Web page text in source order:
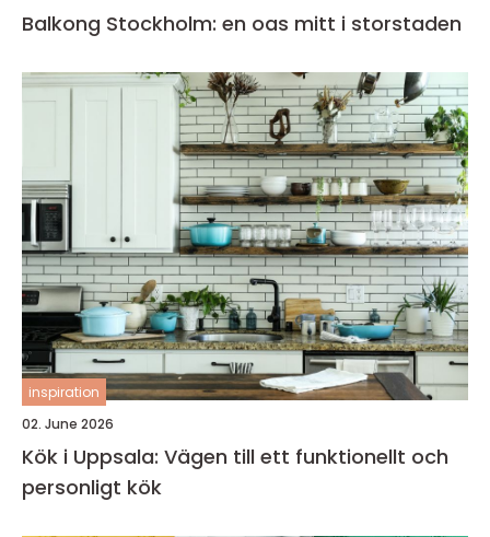
Balkong Stockholm: en oas mitt i storstaden
inspiration
02. June 2026
Kök i Uppsala: Vägen till ett funktionellt och
personligt kök